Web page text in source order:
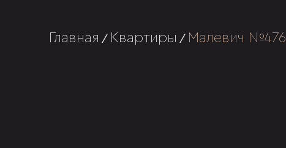
Главная / Квартиры / Малевич №476